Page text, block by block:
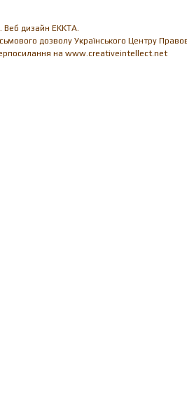
Веб дизайн EKKTA.
дозволу Українського Центру
на www.creativeintellect.net